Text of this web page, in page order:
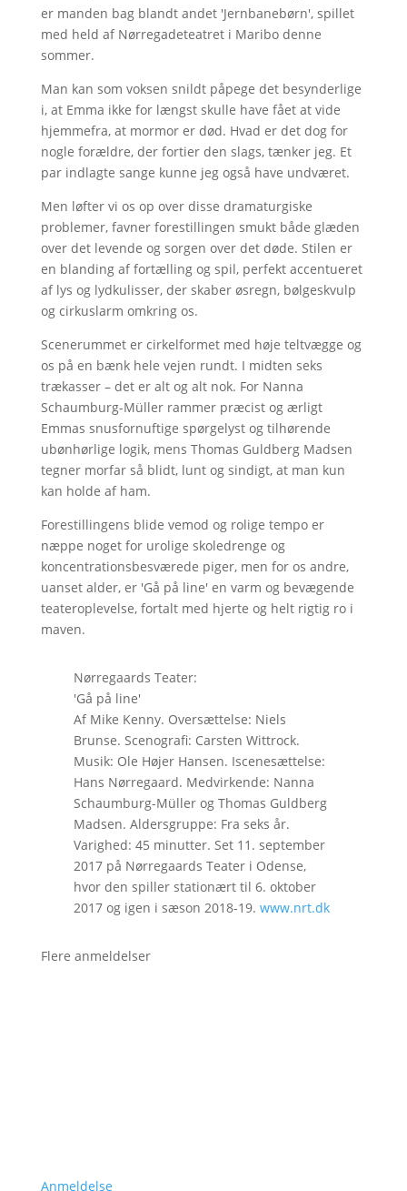
er manden bag blandt andet 'Jernbanebørn', spillet
med held af Nørregadeteatret i Maribo denne
sommer.
Man kan som voksen snildt påpege det besynderlige
i, at Emma ikke for længst skulle have fået at vide
hjemmefra, at mormor er død. Hvad er det dog for
nogle forældre, der fortier den slags, tænker jeg. Et
par indlagte sange kunne jeg også have undværet.
Men løfter vi os op over disse dramaturgiske
problemer, favner forestillingen smukt både glæden
over det levende og sorgen over det døde. Stilen er
en blanding af fortælling og spil, perfekt accentueret
af lys og lydkulisser, der skaber øsregn, bølgeskvulp
og cirkuslarm omkring os.
Scenerummet er cirkelformet med høje teltvægge og
os på en bænk hele vejen rundt. I midten seks
trækasser – det er alt og alt nok. For Nanna
Schaumburg-Müller rammer præcist og ærligt
Emmas snusfornuftige spørgelyst og tilhørende
ubønhørlige logik, mens Thomas Guldberg Madsen
tegner morfar så blidt, lunt og sindigt, at man kun
kan holde af ham.
Forestillingens blide vemod og rolige tempo er
næppe noget for urolige skoledrenge og
koncentrationsbesværede piger, men for os andre,
uanset alder, er 'Gå på line' en varm og bevægende
teateroplevelse, fortalt med hjerte og helt rigtig ro i
maven.
Nørregaards Teater:
'Gå på line'
Af Mike Kenny. Oversættelse: Niels
Brunse. Scenografi: Carsten Wittrock.
Musik: Ole Højer Hansen. Iscenesættelse:
Hans Nørregaard. Medvirkende: Nanna
Schaumburg-Müller og Thomas Guldberg
Madsen. Aldersgruppe: Fra seks år.
Varighed: 45 minutter. Set 11. september
2017 på Nørregaards Teater i Odense,
hvor den spiller stationært til 6. oktober
2017 og igen i sæson 2018-19. www.nrt.dk
Flere anmeldelser
Anmeldelse